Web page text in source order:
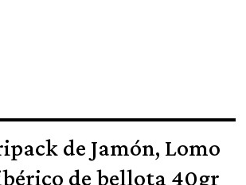
de Jamón, Lomo
de bellota 40gr